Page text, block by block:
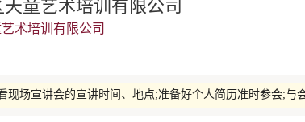
童艺术培训有限公司
术培训有限公司
现场宣讲会的宣讲时间、地点;准备好个人简历准时参会;与